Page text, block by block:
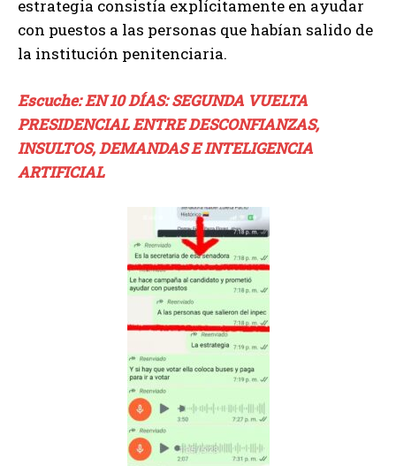
estrategia consistía explícitamente en ayudar
con puestos a las personas que habían salido de
la institución penitenciaria.
Escuche: EN 10 DÍAS: SEGUNDA VUELTA
PRESIDENCIAL ENTRE DESCONFIANZAS,
INSULTOS, DEMANDAS E INTELIGENCIA
ARTIFICIAL